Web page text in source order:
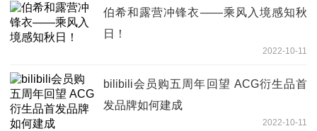
伯希和露营冲锋衣——乘风入境感知秋
日！
2022-10-11
bilibili会员购五周年回望 ACG衍生品首
发品牌如何建成
2022-10-11